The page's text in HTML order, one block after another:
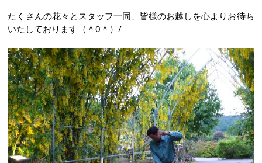
たくさんの花々とスタッフ一同、皆様のお越しを心よりお待ち
いたしております（＾0＾）/